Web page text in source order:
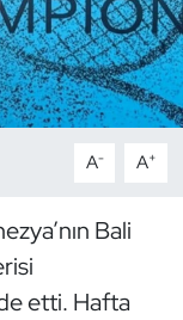
A- A+
Bali
etti. Hafta